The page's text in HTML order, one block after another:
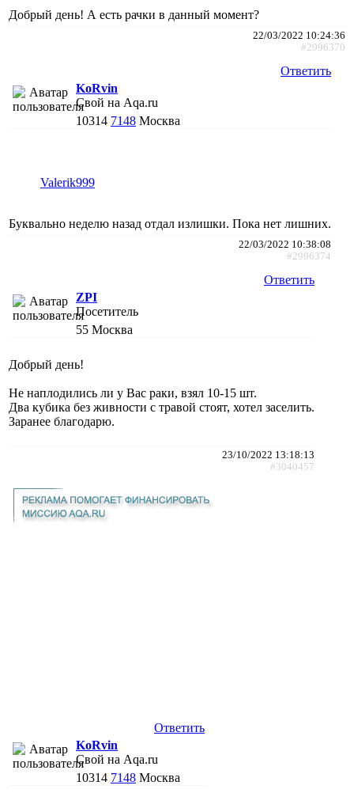
Добрый день! А есть рачки в данный момент?
22/03/2022 10:24:36
#2996370
Ответить
KoRvin
Свой на Aqa.ru
10314 7148 Москва
Valerik999
Буквально неделю назад отдал излишки. Пока нет лишних.
22/03/2022 10:38:08
#2996374
Ответить
ZPI
Посетитель
55 Москва
Добрый день!
Не наплодились ли у Вас раки, взял 10-15 шт.
Два кубика без живности с травой стоят, хотел заселить.
Заранее благодарю.
23/10/2022 13:18:13
#3040457
Ответить
KoRvin
Свой на Aqa.ru
10314 7148 Москва